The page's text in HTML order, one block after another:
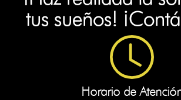
tus sueños!
Horario de